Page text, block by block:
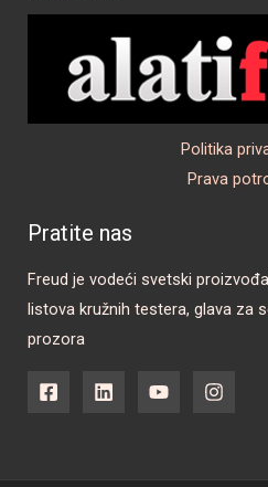
Politika
Prava
Pratite nas
Freud je vodeći svetski
listova kružnih testera, glava za
prozora